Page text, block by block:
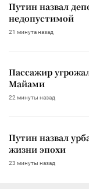
Путин назвал
недопустимой
21 минута назад
Пассажир
Майами
22 минуты назад
Путин назвал
жизни эпохи
23 минуты назад